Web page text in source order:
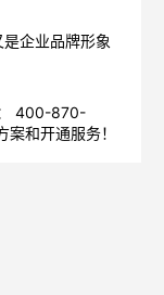
企业品牌形象
400-870-
和开通服务！